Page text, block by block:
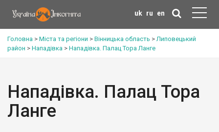
uk ru en
Головна > Міста та регіони > Вінницька область >Липовецький
район > Нападівка > Нападівка. Палац Тора Ланге
Нападівка. Палац Тора
Ланге